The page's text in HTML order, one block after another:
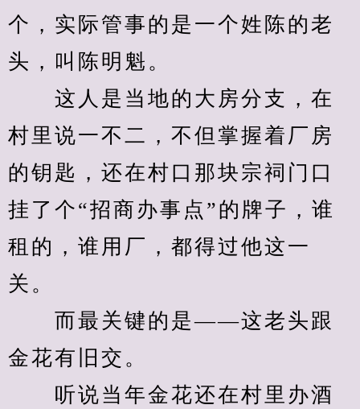
个，实际管事的是一个姓陈的老
头，叫陈明魁。
这人是当地的大房分支，在
村里说一不二，不但掌握着厂房
的钥匙，还在村口那块宗祠门口
挂了个“招商办事点”的牌子，谁
租的，谁用厂，都得过他这一
关。
而最关键的是——这老头跟
金花有旧交。
听说当年金花还在村里办酒